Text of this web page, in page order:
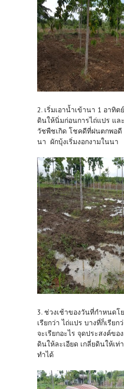
2. เริ่มเอาน้ำเข้านา 1 อาทิ
ดินให้นิ่มก่อนการไถ่แปร แล
วัชพืชเกิด โชคดีที่ฝนตกพอดี
นา ผักบุ้งเริ่มงอกงามในนา
3. ช่วงเช้าของวันที่กำหนดโ
เรียกว่า ไถ่แปร บางที่ก็เรียก
จะเรียกอะไร จุดประสงค์ขอ
ดินให้ละเอียด เกลี่ยดินให้เท่
ทำได้